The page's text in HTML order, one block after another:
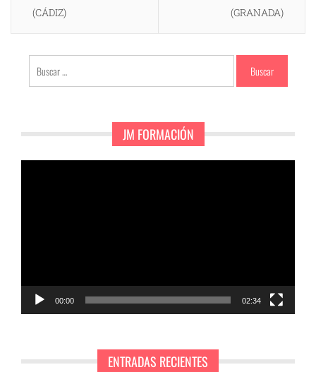
(CÁDIZ)
(GRANADA)
Buscar:
JM FORMACIÓN
00:00 02:34
ENTRADAS RECIENTES